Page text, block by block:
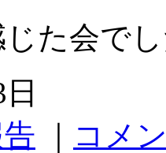
た会で
コメ